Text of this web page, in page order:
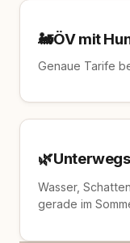
🚂ÖV mit
Genaue Tarife
🌿Unterwegs
Wasser,
gerade im